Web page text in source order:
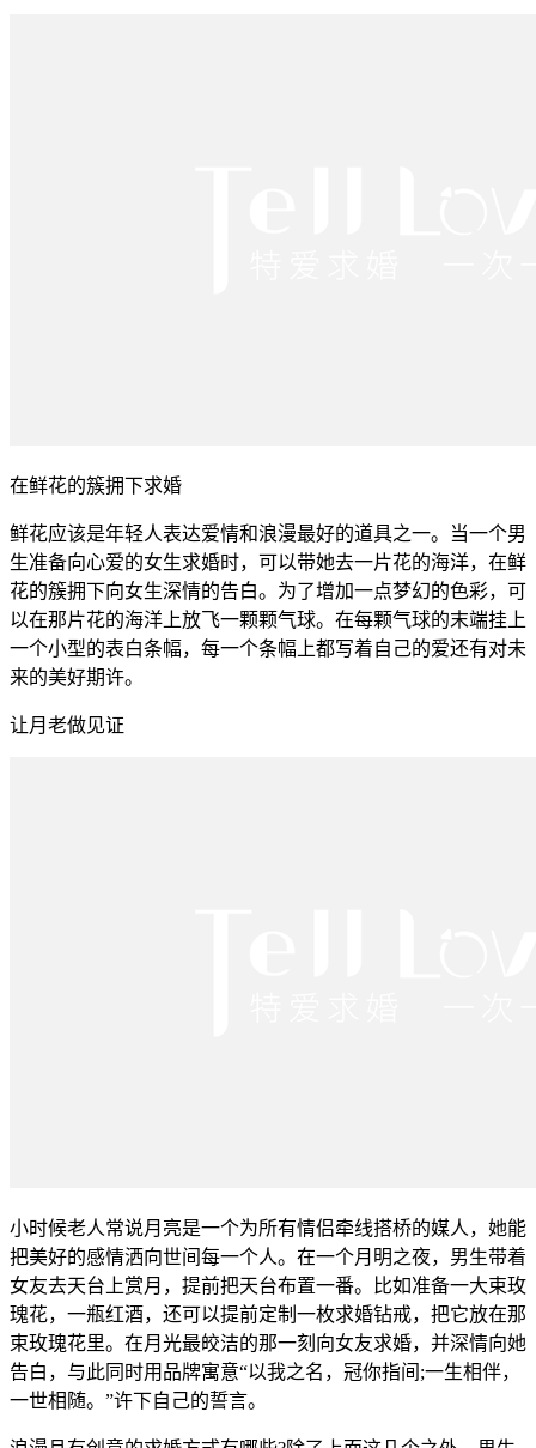
在鲜花的簇拥下求婚
鲜花应该是年轻人表达爱情和浪漫最好的道具之一。当一个男
生准备向心爱的女生求婚时，可以带她去一片花的海洋，在鲜
花的簇拥下向女生深情的告白。为了增加一点梦幻的色彩，可
以在那片花的海洋上放飞一颗颗气球。在每颗气球的末端挂上
一个小型的表白条幅，每一个条幅上都写着自己的爱还有对未
来的美好期许。
让月老做见证
小时候老人常说月亮是一个为所有情侣牵线搭桥的媒人，她能
把美好的感情洒向世间每一个人。在一个月明之夜，男生带着
女友去天台上赏月，提前把天台布置一番。比如准备一大束玫
瑰花，一瓶红酒，还可以提前定制一枚求婚钻戒，把它放在那
束玫瑰花里。在月光最皎洁的那一刻向女友求婚，并深情向她
告白，与此同时用品牌寓意“以我之名，冠你指间;一生相伴，
一世相随。”许下自己的誓言。